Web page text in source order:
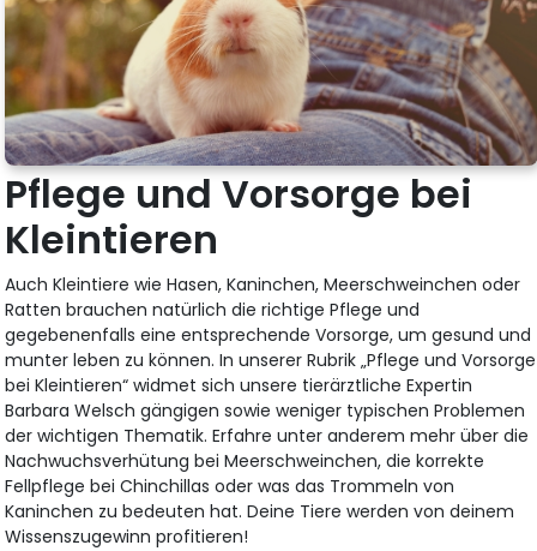
Pflege und Vorsorge bei
Kleintieren
Auch Kleintiere wie Hasen, Kaninchen, Meerschweinchen oder
Ratten brauchen natürlich die richtige Pflege und
gegebenenfalls eine entsprechende Vorsorge, um gesund und
munter leben zu können. In unserer Rubrik „Pflege und Vorsorge
bei Kleintieren“ widmet sich unsere tierärztliche Expertin
Barbara Welsch gängigen sowie weniger typischen Problemen
der wichtigen Thematik. Erfahre unter anderem mehr über die
Nachwuchsverhütung bei Meerschweinchen, die korrekte
Fellpflege bei Chinchillas oder was das Trommeln von
Kaninchen zu bedeuten hat. Deine Tiere werden von deinem
Wissenszugewinn profitieren!